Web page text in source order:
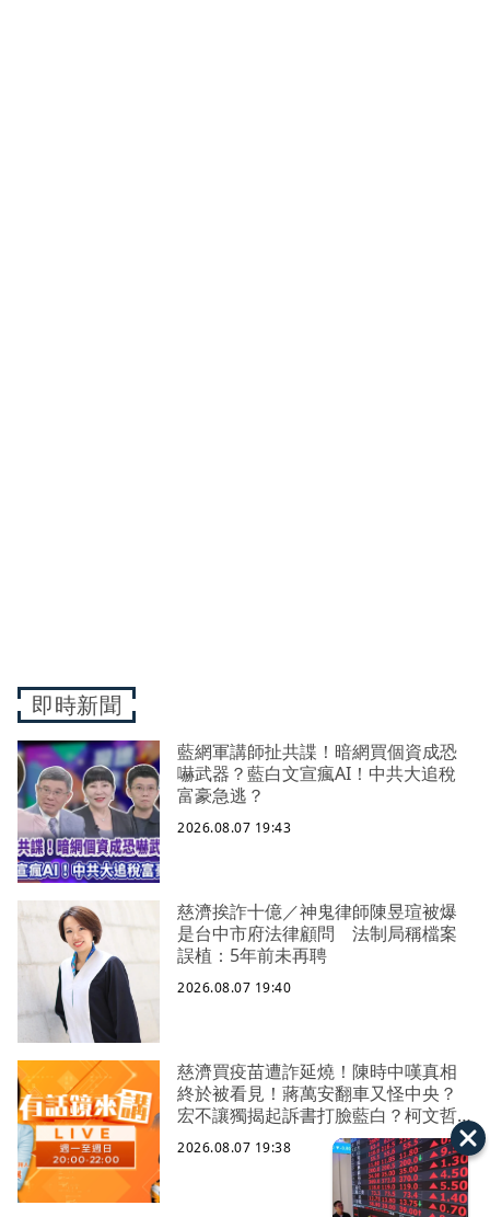
即時新聞
藍網軍講師扯共諜！暗網買個資成恐
嚇武器？藍白文宣瘋AI！中共大追稅
富豪急逃？
2026.08.07 19:43
慈濟挨詐十億／神鬼律師陳昱瑄被爆
是台中市府法律顧問 法制局稱檔案
誤植：5年前未再聘
2026.08.07 19:40
慈濟買疫苗遭詐延燒！陳時中嘆真相
終於被看見！蔣萬安翻車又怪中央？
宏不讓獨揭起訴書打臉藍白？柯文哲
生日嚇一大跳忘記腳傷？虐童案再
爆！北市府突襲稽查變套招？
2026.08.07 19:38